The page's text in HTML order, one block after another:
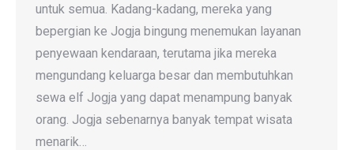
untuk semua. Kadang-kadang, mereka yang
bepergian ke Jogja bingung menemukan layanan
penyewaan kendaraan, terutama jika mereka
mengundang keluarga besar dan membutuhkan
sewa elf Jogja yang dapat menampung banyak
orang. Jogja sebenarnya banyak tempat wisata
menarik…